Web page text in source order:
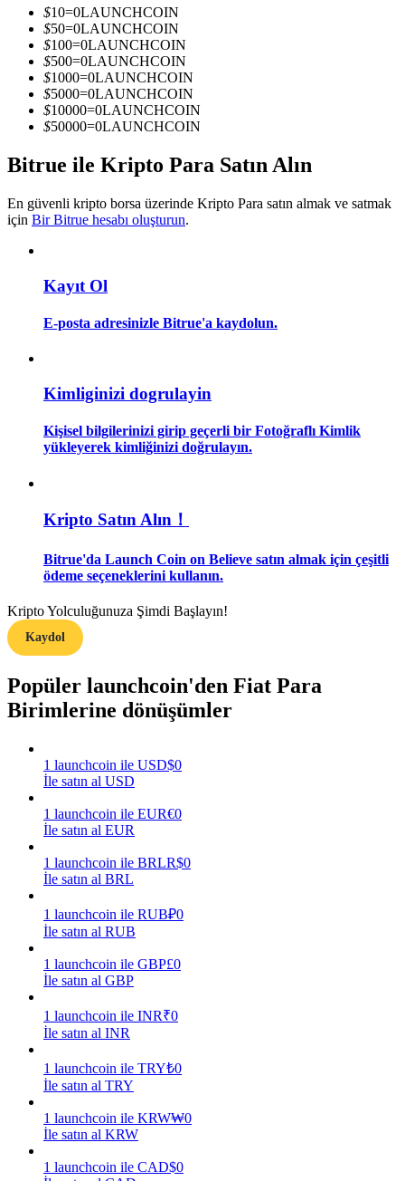
Kâr paylaşımı ve kopya ticaret komisyonlarının tadını çıkarın
Ticaret bilgileri vb. dahil olmak üzere büyük veri analizi.
Vadeli İşlemler Başlangıç Kılavuzu
Ticaret stratejileri
Nasıl kârlı kalabileceğinizi öğrenin
Günlük rekabetçi ödüller kazanın
$10=0LAUNCHCOIN
$50=0LAUNCHCOIN
$100=0LAUNCHCOIN
$500=0LAUNCHCOIN
$1000=0LAUNCHCOIN
$5000=0LAUNCHCOIN
$10000=0LAUNCHCOIN
$50000=0LAUNCHCOIN
Bitrue ile Kripto Para Satın Alın
En güvenli kripto borsa üzerinde Kripto Para satın almak ve satmak
için Bir Bitrue hesabı oluşturun.
Kayıt Ol
E-posta adresinizle Bitrue'a kaydolun.
Kimliginizi dogrulayin
Kişisel bilgilerinizi girip geçerli bir Fotoğraflı Kimlik
yükleyerek kimliğinizi doğrulayın.
Kripto Satın Alın！
Bitrue'da Launch Coin on Believe satın almak için çeşitli
ödeme seçeneklerini kullanın.
Kripto Yolculuğunuza Şimdi Başlayın!
Kaydol
Popüler launchcoin'den Fiat Para
Birimlerine dönüşümler
1 launchcoin ile USD$0
İle satın al USD
1 launchcoin ile EUR€0
İle satın al EUR
1 launchcoin ile BRLR$0
İle satın al BRL
1 launchcoin ile RUB₽0
İle satın al RUB
1 launchcoin ile GBP£0
İle satın al GBP
1 launchcoin ile INR₹0
İle satın al INR
1 launchcoin ile TRY₺0
İle satın al TRY
1 launchcoin ile KRW₩0
İle satın al KRW
1 launchcoin ile CAD$0